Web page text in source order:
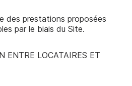
des prestations proposées
par le biais du Site.
ENTRE LOCATAIRES ET